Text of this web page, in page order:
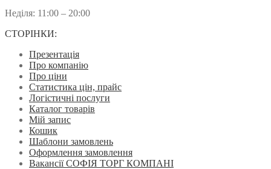
Неділя: 11:00 – 20:00
СТОРІНКИ:
Презентація
Про компанію
Про ціни
Статистика цін, прайс
Логістичні послуги
Каталог товарів
Мій запис
Кошик
Шаблони замовлень
Оформлення замовлення
Вакансії СОФІЯ ТОРГ КОМПАНІ